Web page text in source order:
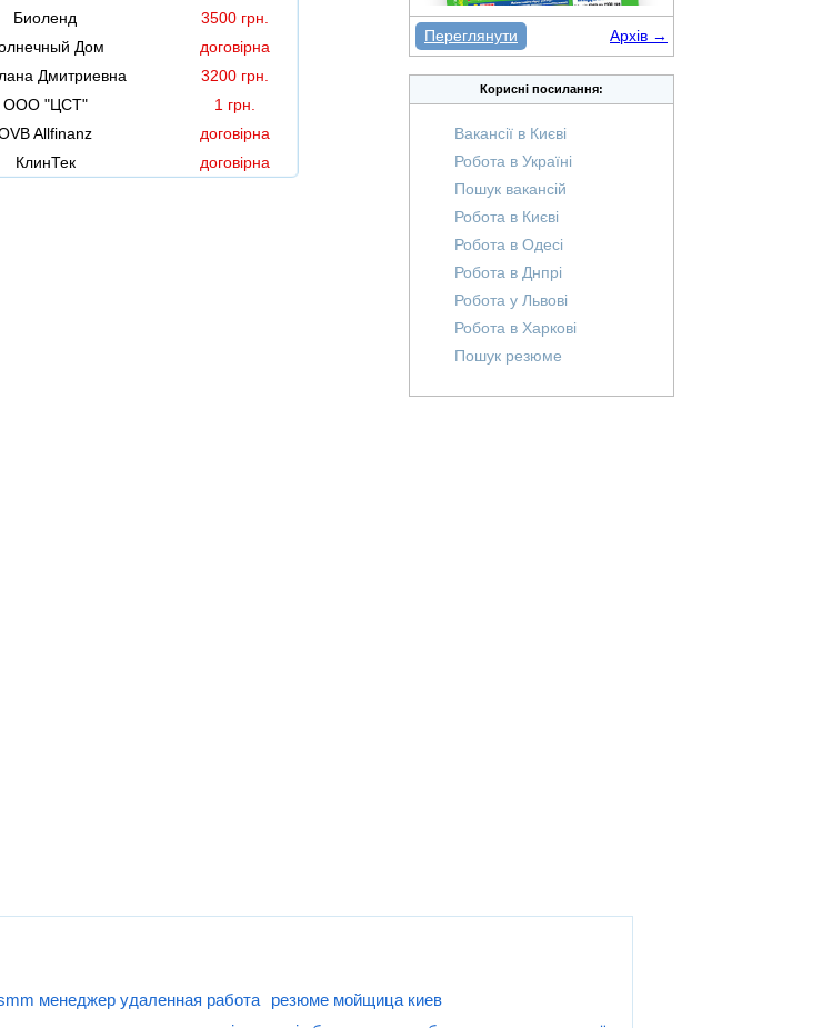
Биоленд
3500 грн.
Дом
договірна
Дмитриевна
3200 грн.
ООО "ЦСТ"
1 грн.
Allfinanz
договірна
КлинТек договірна
Архів →
Переглянути
Корисні посилання:
Вакансії в Києві
Робота в Україні
Пошук вакансій
Робота в Києві
Робота в Одесі
Робота в Днпрі
Робота у Львові
Робота в Харкові
Пошук резюме
менеджер удаленная работа
резюме мойщица киев